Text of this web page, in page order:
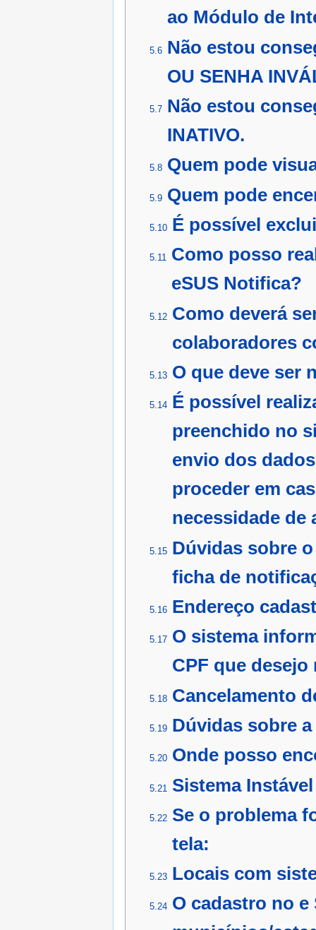
ao Módulo de
5.6 Não estou
OU SENHA
5.7 Não estou
INATIVO.
5.8 Quem pode
5.9 Quem pode
5.10 É possível
5.11 Como posso
eSUS Notifica?
5.12 Como deverá
colaboradores
5.13 O que deve ser
5.14 É possível
preenchido no
envio dos
proceder em
necessidade de
5.15 Dúvidas sobre
ficha de
5.16 Endereço
5.17 O sistema
CPF que
5.18 Cancelamento
5.19 Dúvidas sobre a
5.20 Onde posso
5.21 Sistema Instável
5.22 Se o problema
tela:
5.23 Locais com
5.24 O cadastro no